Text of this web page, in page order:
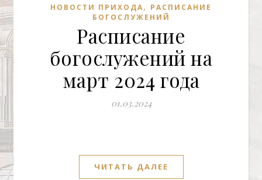
НОВОСТИ ПРИХОДА, РАСПИСАНИЕ
БОГОСЛУЖЕНИЙ
Расписание
богослужений на
март 2024 года
01.03.2024
ЧИТАТЬ ДАЛЕЕ